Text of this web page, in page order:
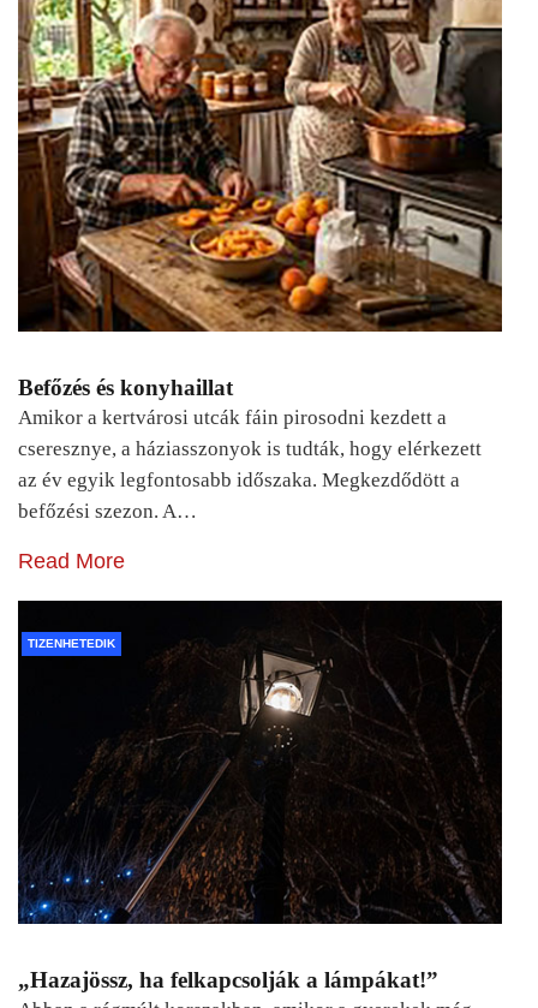
Befőzés és konyhaillat
Amikor a kertvárosi utcák fáin pirosodni kezdett a
cseresznye, a háziasszonyok is tudták, hogy elérkezett
az év egyik legfontosabb időszaka. Megkezdődött a
befőzési szezon. A…
Read More
TIZENHETEDIK
„Hazajössz, ha felkapcsolják a lámpákat!”